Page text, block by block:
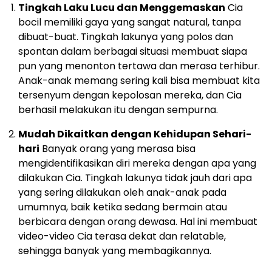
Tingkah Laku Lucu dan Menggemaskan Cia
bocil memiliki gaya yang sangat natural, tanpa
dibuat-buat. Tingkah lakunya yang polos dan
spontan dalam berbagai situasi membuat siapa
pun yang menonton tertawa dan merasa terhibur.
Anak-anak memang sering kali bisa membuat kita
tersenyum dengan kepolosan mereka, dan Cia
berhasil melakukan itu dengan sempurna.
Mudah Dikaitkan dengan Kehidupan Sehari-
hari Banyak orang yang merasa bisa
mengidentifikasikan diri mereka dengan apa yang
dilakukan Cia. Tingkah lakunya tidak jauh dari apa
yang sering dilakukan oleh anak-anak pada
umumnya, baik ketika sedang bermain atau
berbicara dengan orang dewasa. Hal ini membuat
video-video Cia terasa dekat dan relatable,
sehingga banyak yang membagikannya.